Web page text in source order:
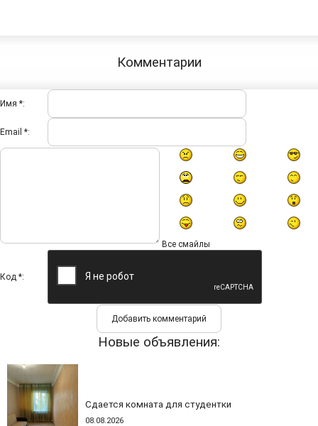
Комментарии
Имя *:
Email *:
Все смайлы
Код *:
Новые объявления:
Сдается комната для студентки
08.08.2026